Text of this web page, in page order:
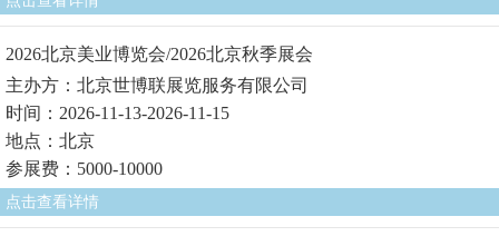
2026北京美业博览会/2026北京秋季展会
主办方：北京世博联展览服务有限公司
时间：2026-11-13-2026-11-15
地点：北京
参展费：5000-10000
点击查看详情